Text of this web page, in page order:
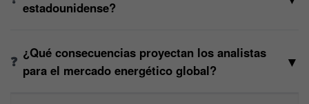
estadounidense?
¿Qué consecuencias proyectan los analistas
para el mercado energético global?
▼